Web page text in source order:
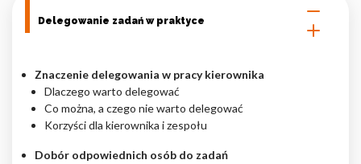
Delegowanie zadań w praktyce
Znaczenie delegowania w pracy kierownika
Dlaczego warto delegować
Co można, a czego nie warto delegować
Korzyści dla kierownika i zespołu
Dobór odpowiednich osób do zadań